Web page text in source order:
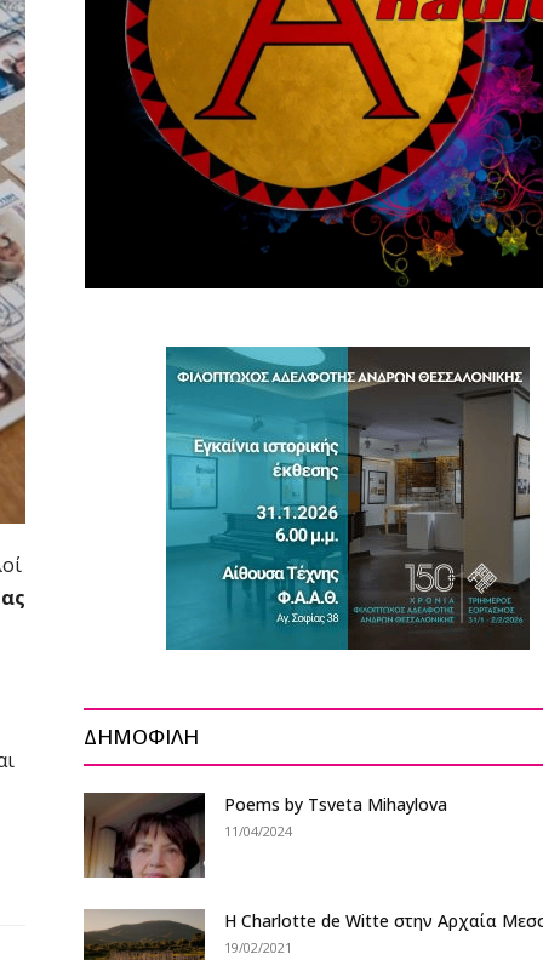
ΔΗΜΟΦΙΛΗ
Poems by Tsveta Mihaylova
11/04/2024
Η Charlotte de Witte στην Αρχαία
19/02/2021